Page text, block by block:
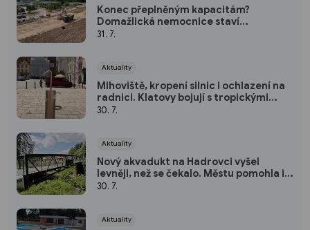
Konec přeplněným kapacitám?
Domažlická nemocnice staví
parkoviště pro zaměstnance
31. 7.
Aktuality
Mlhoviště, kropení silnic i ochlazení na
radnici. Klatovy bojují s tropickými
vedry
30. 7.
Aktuality
Nový akvadukt na Hadrovci vyšel
levněji, než se čekalo. Městu pomohla i
krajská dotace
30. 7.
Aktuality